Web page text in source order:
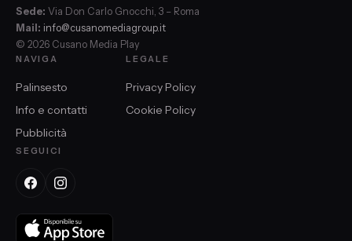
Sede: Via Don Carlo Gnocchi, 3 – Roma
Mail: info@cusanomediagroup.it
© 2026 Cusano Media Play
NAVIGA
Palinsesto
Info e contatti
Pubblicità
LEGALE
Privacy Policy
Cookie Policy
SEGUICI